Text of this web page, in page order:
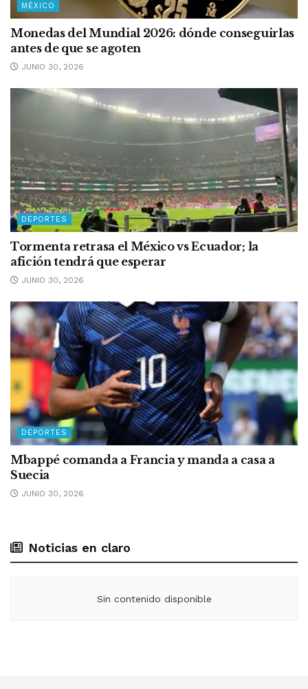
MÉXICO
Monedas del Mundial 2026: dónde conseguirlas
antes de que se agoten
JUNIO 30, 2026
DEPORTES
Tormenta retrasa el México vs Ecuador; la
afición tendrá que esperar
JUNIO 30, 2026
DEPORTES
Mbappé comanda a Francia y manda a casa a
Suecia
JUNIO 30, 2026
Noticias en claro
Sin contenido disponible